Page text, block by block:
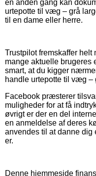
en anden gang kan
urtepotte til væg – grå
til en dame eller herre.
Trustpilot fremskaffer helt
mange aktuelle brugeres
smart, at du kigger
handle urtepotte til væg –
Facebook præsterer
muligheder for at få
øvrigt er der en del
en anmeldelse af deres
anvendes til at danne dig
er.
Denne hjemmeside